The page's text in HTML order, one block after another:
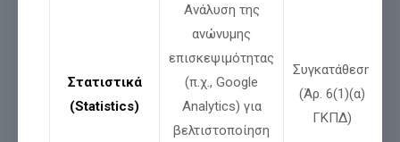
Νίκος Παπαδόπουλος: Δήλωση για ψευδές
δημοσίευμα και αποκατάσταση της
Διαβάστε περισσότερα
Στατιστικά
(Statistics)
Ανάλυση της
ανώνυμης
επισκεψιμότητας
(π.χ., Google
Analytics) για
βελτιστοποίηση
Συγκατάθεση
(Άρ. 6(1)(α)
ΓΚΠΔ)